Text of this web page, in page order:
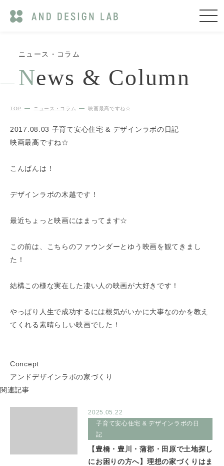
ニュース・コラム
News & Column
TOP ニュース・コラム 映画最高ですね☆
2017.08.03 子育て安心住宅 & デザインラボの日記
映画最高ですね☆
こんばんは！
デザインラボの木越です！
最近ちょっと映画にはまってます☆
この前は、こちらのファウンダーとゆう映画を観てきまし
た！
結構この様な実在した凄い人の映画が大好きです！
やっぱり人生で成功するには根気がいかに大事なのかを教え
てくれる素晴らしい映画でした！
Concept
アンドデザインラボの家づくり
関連記事
2025.05.22
子育て安心住宅 & デザインラボの日
記
【豊橋・豊川・蒲郡・田原で土地探し
にお困りの方へ】理想の家づくりはま